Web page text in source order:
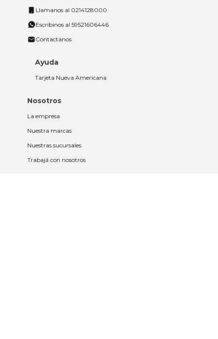
Llamanos al 0214128000
Escribinos al 59521606446
Contactanos
Ayuda
Tarjeta Nueva Americana
Nosotros
La empresa
Nuestra marcas
Nuestras sucursales
Trabajá con nosotros